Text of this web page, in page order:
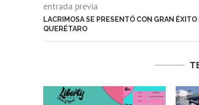
entrada previa
LACRIMOSA SE PRESENTÓ CON GRAN ÉXITO
QUERÉTARO